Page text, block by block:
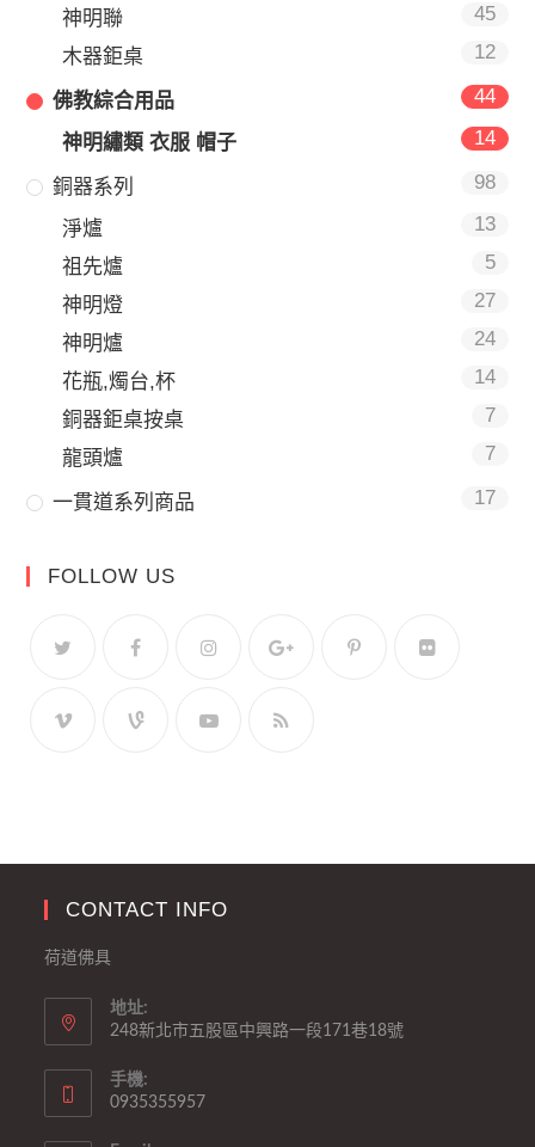
神明聯
45
木器鉅桌
12
佛教綜合用品 44
神明繡類 衣服 帽子 14
銅器系列 98
淨爐
13
祖先爐
5
神明燈
27
神明爐
24
花瓶,燭台,杯
14
銅器鉅桌按桌
7
龍頭爐
7
一貫道系列商品 17
FOLLOW US
CONTACT INFO
荷道佛具
地址:
248新北市五股區中興路一段171巷18號
手機:
0935355957